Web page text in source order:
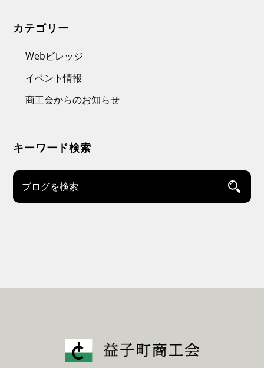
カテゴリー
Webビレッジ
イベント情報
商工会からのお知らせ
キーワード検索